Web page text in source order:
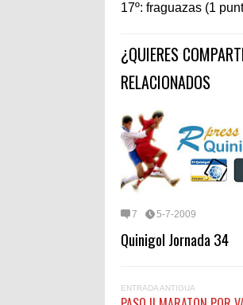
17º: fraguazas (1
¿QUIERES
RELACIONADOS
7 5-7-2009
Quinigol Jornada 34
ENTRADA ANTIGUA